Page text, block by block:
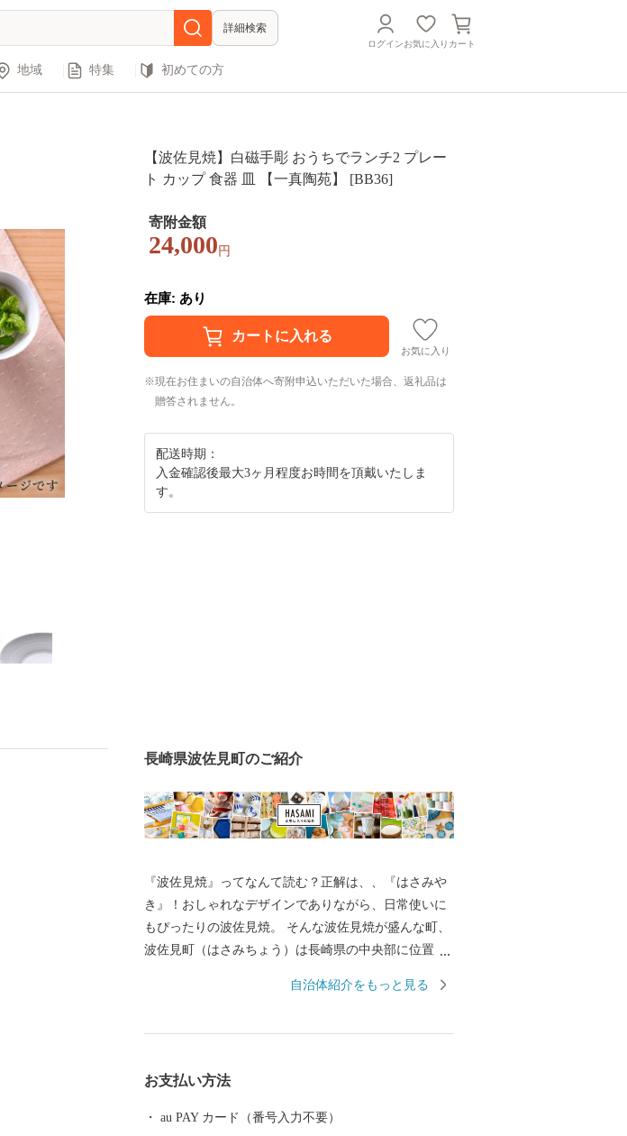
詳細検索
ログインお気に入り カート
地域 特集 初めての方
【波佐見焼】白磁手彫 おうちでランチ2 プレー
ト カップ 食器 皿 【一真陶苑】 [BB36]
寄附金額
24,000 円
在庫: あり
お気に入り
現在お住まいの自治体へ寄附申込いただいた場合、返礼品は
贈答されません。
配送時期：
入金確認後最大3ヶ月程度お時間を頂戴いたしま
す。
長崎県波佐見町のご紹介
『波佐見焼』ってなんて読む？正解は、、『はさみや
き』！おしゃれなデザインでありながら、日常使いに
もぴったりの波佐見焼。 そんな波佐見焼が盛んな町、
波佐見町（はさみちょう）は長崎県の中央部に位置
田百選に選ばれた「鬼木棚田」にみられるように、豊
います。 今なお多くの窯元が集積する中尾山には世界
自治体紹介をもっと見る
お支払い方法
au PAY カード（番号入力不要）